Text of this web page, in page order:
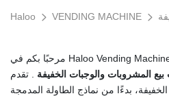
Haloo VENDING MACHINE
بيع المشروبات والوجبات الخفيفة
. تقدم Haloo مجموعة واسعة من
بدءًا من نماذج الطاولة المدمجة